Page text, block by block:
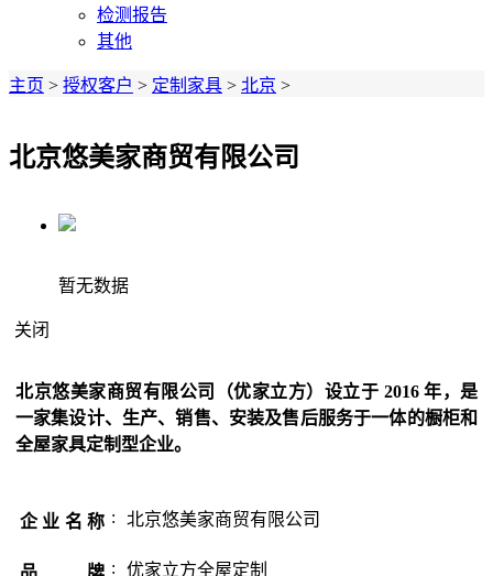
检测报告
其他
主页 > 授权客户 > 定制家具 > 北京 >
北京悠美家商贸有限公司
暂无数据
关闭
北京悠美家商贸有限公司（优家立方）设立于 2016 年，是
一家集设计、生产、销售、安装及售后服务于一体的橱柜和
全屋家具定制型企业。
企业名称 : 北京悠美家商贸有限公司
品 牌 : 优家立方全屋定制